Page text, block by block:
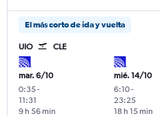
El más corto de ida y vuelta
UIO CLE
mar. 6/10
0:35-
11:31
9 h 56 min
mié. 14/10
6:10-
23:25
18 h 15 min